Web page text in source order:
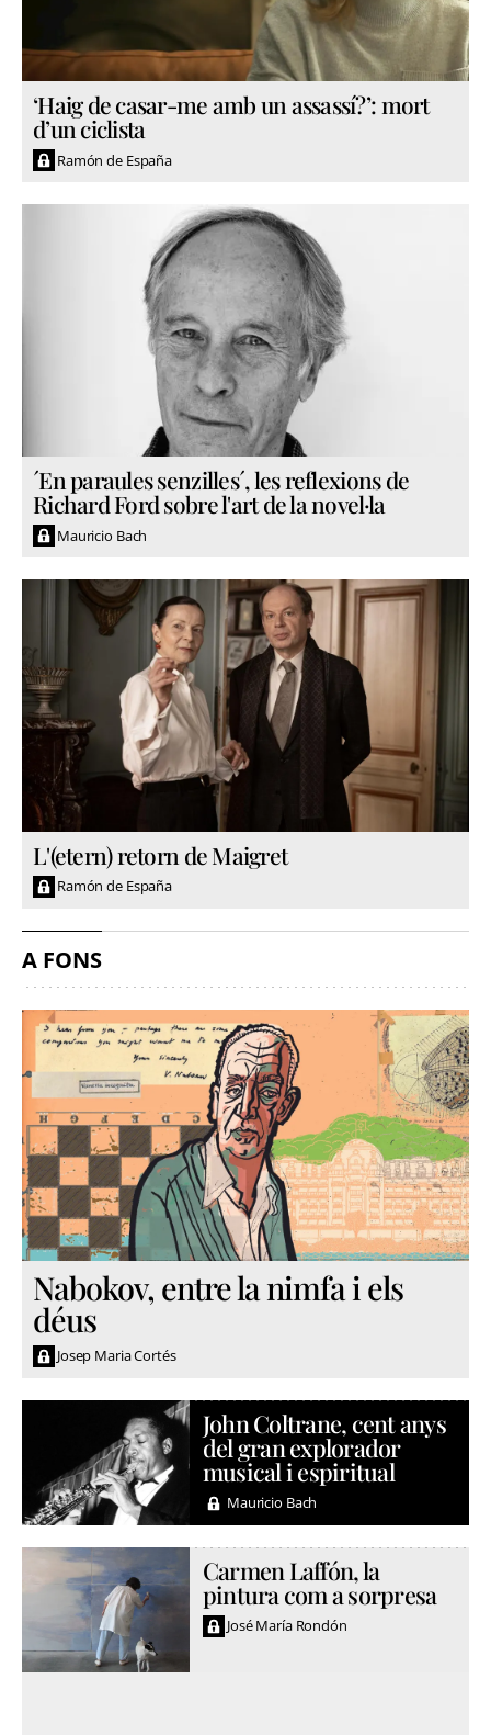
‘Haig de casar-me amb un assassí?’: mort
d’un ciclista
Ramón de España
´En paraules senzilles´, les reflexions de
Richard Ford sobre l'art de la novel·la
Mauricio Bach
L'(etern) retorn de Maigret
Ramón de España
A FONS
Nabokov, entre la nimfa i els
déus
Josep Maria Cortés
John Coltrane, cent anys
del gran explorador
musical i espiritual
Mauricio Bach
Carmen Laffón, la
pintura com a sorpresa
José María Rondón